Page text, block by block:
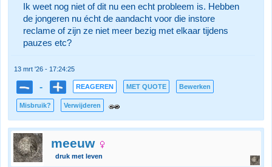
Ik weet nog niet of dit nu een echt probleem is. Hebben
de jongeren nu écht de aandacht voor die instore
reclame of zijn ze niet meer bezig met elkaar tijdens
pauzes etc?
13 mrt '26 - 17:24:25
- REAGEREN MET QUOTE Bewerken
Misbruik? Verwijderen
meeuw
druk met leven